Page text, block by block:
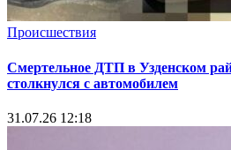
Происшествия
Смертельное ДТП в Узденском
столкнулся с автомобилем
31.07.26 12:18